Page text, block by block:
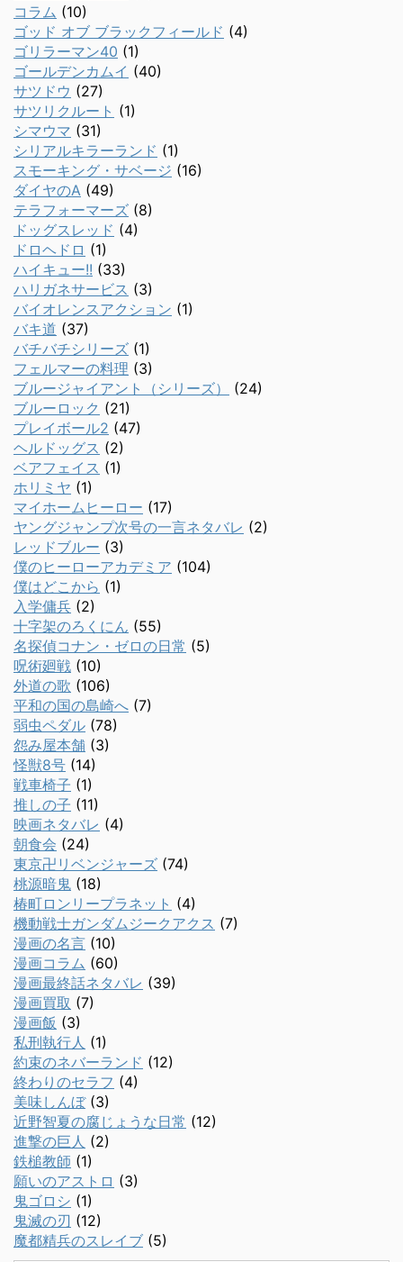
コラム (10)
ゴッド オブ ブラックフィールド (4)
ゴリラーマン40 (1)
ゴールデンカムイ (40)
サツドウ (27)
サツリクルート (1)
シマウマ (31)
シリアルキラーランド (1)
スモーキング・サベージ (16)
ダイヤのA (49)
テラフォーマーズ (8)
ドッグスレッド (4)
ドロヘドロ (1)
ハイキュー!! (33)
ハリガネサービス (3)
バイオレンスアクション (1)
バキ道 (37)
バチバチシリーズ (1)
フェルマーの料理 (3)
ブルージャイアント（シリーズ）
(24)
ブルーロック (21)
プレイボール2 (47)
ヘルドッグス (2)
ベアフェイス (1)
ホリミヤ (1)
マイホームヒーロー (17)
ヤングジャンプ次号の一言ネタバレ (2)
レッドブルー (3)
僕のヒーローアカデミア (104)
僕はどこから (1)
入学傭兵 (2)
十字架のろくにん (55)
名探偵コナン・ゼロの日常 (5)
呪術廻戦 (10)
外道の歌 (106)
平和の国の島崎へ (7)
弱虫ペダル (78)
怨み屋本舗 (3)
怪獣8号 (14)
戦車椅子 (1)
推しの子 (11)
映画ネタバレ (4)
朝食会 (24)
東京卍リベンジャーズ (74)
桃源暗鬼 (18)
椿町ロンリープラネット (4)
機動戦士ガンダムジークアクス (7)
漫画の名言 (10)
漫画コラム (60)
漫画最終話ネタバレ (39)
漫画買取 (7)
漫画飯 (3)
私刑執行人 (1)
約束のネバーランド (12)
終わりのセラフ (4)
美味しんぼ(3)
近野智夏の腐じょうな日常 (12)
進撃の巨人 (2)
鉄槌教師 (1)
願いのアストロ (3)
鬼ゴロシ (1)
鬼滅の刃 (12)
魔都精兵のスレイブ (5)